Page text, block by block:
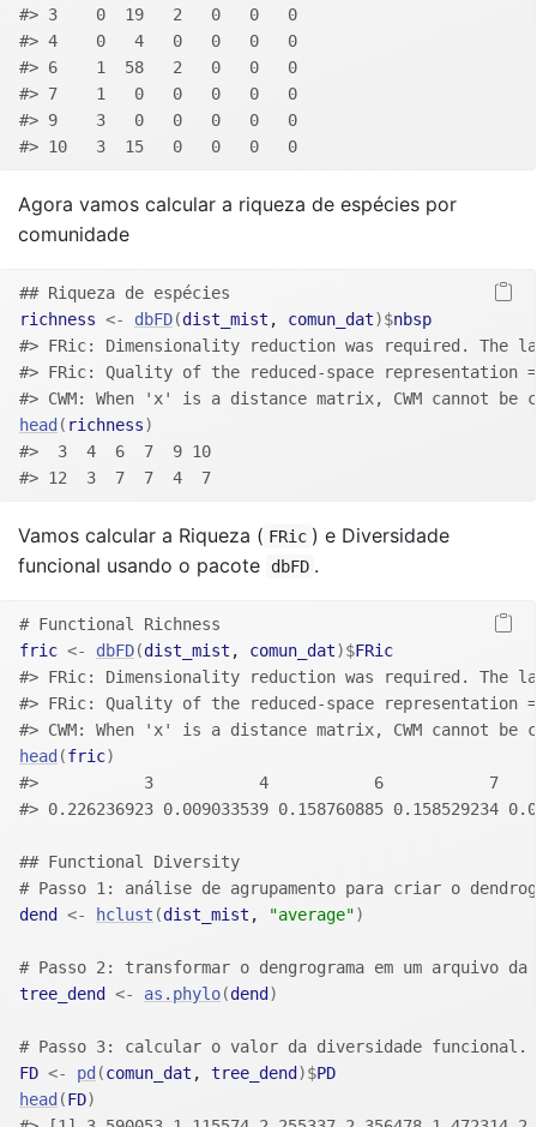
#> 3    0  19   2   0   0   0
#> 4    0   4   0   0   0   0
#> 6    1  58   2   0   0   0
#> 7    1   0   0   0   0   0
#> 9    3   0   0   0   0   0
#> 10   3  15   0   0   0   0
Agora vamos calcular a riqueza de espécies por
comunidade
## Riqueza de espécies
richness <- dbFD(dist_mist , comun_dat)$nbsp
#> FRic: Dimensionality reduction was required. The
#> FRic: Quality of the reduced-space representation
#> CWM: When 'x' is a distance matrix, CWM cannot be
head ( richness)
#>  3  4  6  7  9 10
#> 12  3  7  7  4  7
Vamos calcular a Riqueza ( FRic ) e Diversidade
funcional usando o pacote
dbFD .
# Functional Richness
fric <- dbFD(dist_mist , comun_dat)$FRic
#> FRic: Dimensionality reduction was required. The
#> FRic: Quality of the reduced-space representation
#> CWM: When 'x' is a distance matrix, CWM cannot be
head (fric)
#>           3           4           6           7
#> 0.226236923 0.009033539 0.158760885 0.158529234
## Functional Diversity
# Passo 1: análise de agrupamento para criar o
dend
<- hclust (dist_mist , "average")
# Passo 2: transformar o dengrograma em um arquivo
tree_dend
<- as.phylo(dend )
# Passo 3: calcular o valor da diversidade funcional.
FD <- pd (comun_dat , tree_dend )$PD
head (FD)